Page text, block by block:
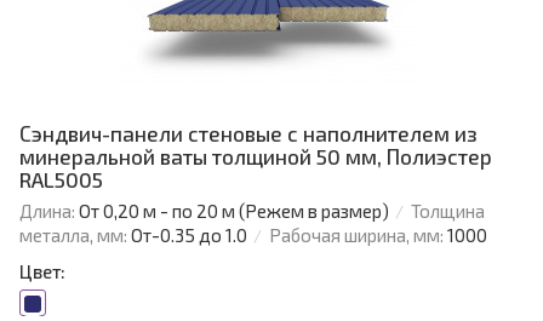
Сэндвич-панели стеновые с наполнителем из
минеральной ваты толщиной 50 мм, Полиэстер
RAL5005
Длина: От 0,20 м - по 20 м (Режем в размер)
Толщина
металла, мм: От-0.35 до 1.0 Рабочая ширина, мм: 1000
Цвет: